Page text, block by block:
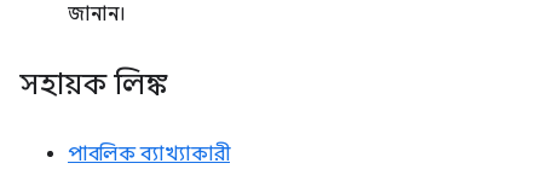
জানান।
সহায়ক লিঙ্ক
পাবলিক ব্যাখ্যাকারী